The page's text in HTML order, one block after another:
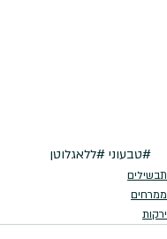
#טבעוני #ללאגלוטן
תבשילים
ממרחים
ירקות